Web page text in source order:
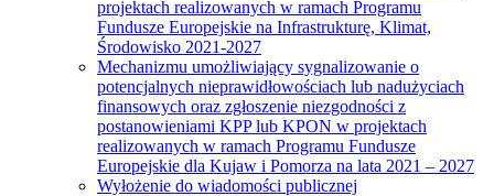
projektach realizowanych w ramach Programu
Fundusze Europejskie na Infrastrukturę, Klimat,
Środowisko 2021-2027
Mechanizmu umożliwiający sygnalizowanie o
potencjalnych nieprawidłowościach lub nadużyciach
finansowych oraz zgłoszenie niezgodności z
postanowieniami KPP lub KPON w projektach
realizowanych w ramach Programu Fundusze
Europejskie dla Kujaw i Pomorza na lata 2021 – 2027
Wyłożenie do wiadomości publicznej